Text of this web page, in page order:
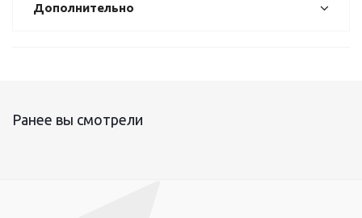
Дополнительно
Ранее вы смотрели